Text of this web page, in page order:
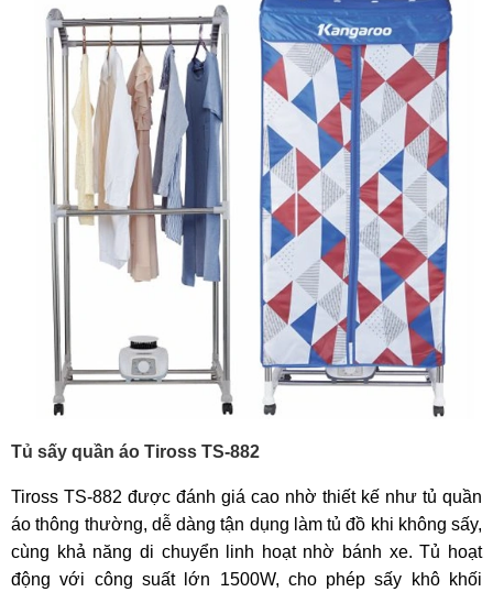
Tủ sấy quần áo Tiross TS-882
Tiross TS-882 được đánh giá cao nhờ thiết kế như tủ quần
áo thông thường, dễ dàng tận dụng làm tủ đồ khi không sấy,
cùng khả năng di chuyển linh hoạt nhờ bánh xe. Tủ hoạt
động với công suất lớn 1500W, cho phép sấy khô khối